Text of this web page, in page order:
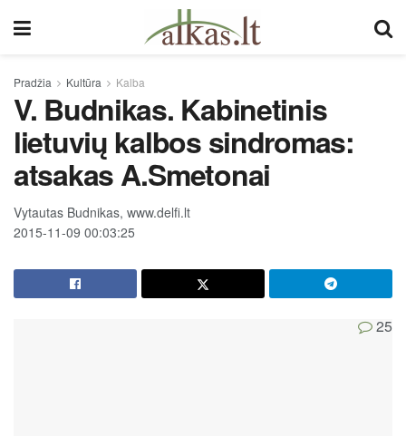
Pradžia Kultūra Kalba
V. Budnikas. Kabinetinis
lietuvių kalbos sindromas:
atsakas A.Smetonai
Vytautas Budnikas, www.delfi.lt
2015-11-09 00:03:25
25